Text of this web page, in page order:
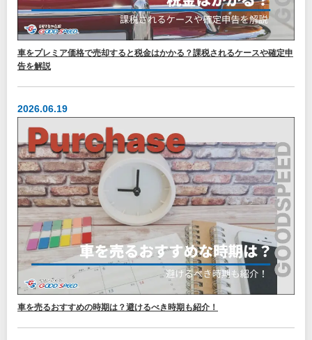
車をプレミア価格で売却すると税金はかかる？課税されるケースや確定申
告を解説
2026.06.19
車を売るおすすめの時期は？避けるべき時期も紹介！